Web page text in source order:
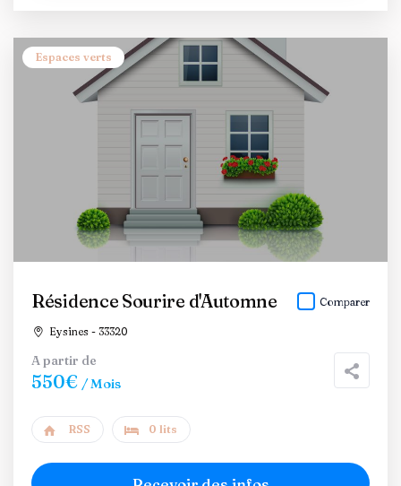
Espaces verts
Résidence Sourire d'Automne
Eysines - 33320
Comparer
A partir de
550€ / Mois
RSS 0 lits